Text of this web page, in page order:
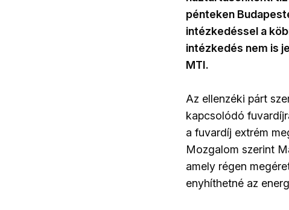
pénteken
intézkedéssel a
intézkedés nem is
MTI.
Az ellenzéki párt
kapcsolódó
a fuvardíj extrém
Mozgalom szerint
amely régen
enyhíthetné az